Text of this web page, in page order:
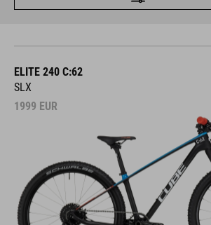
ELITE 240 C:62
SLX
1999 EUR